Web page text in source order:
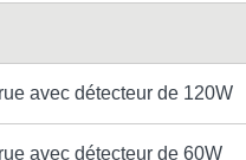
avec détecteur de 120W
avec détecteur de 60W